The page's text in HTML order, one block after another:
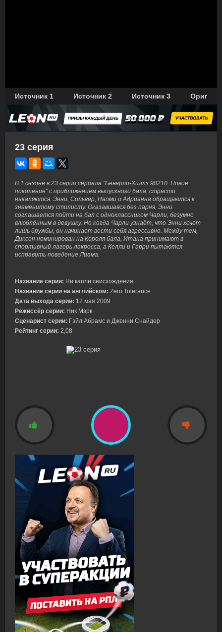
Источник 1 Источник 2 Источник 3
23 серия
В 1 сезоне в 23 серии сериала "Беверли-Хиллз 90210: Новое
поколение" с приближением выпускного бала, страсти
накаляются. Энни, Сильвер, Наоми и Адрианна обращаются к
знаменитому стилисту. Оказавшаяся без парня, Энни
соглашается пойти на бал с одноклассником Чарли, безумно
влюблённым в девушку. Но когда Чарли узнаёт, что Энни хочет
лишь дружбы, он начинает вести себя агрессивно. Между тем,
Диксон номинирован на Короля бала, Итана принимают в
спортивный лагерь лакросса, а Келли и Гарри пытаются
исправить поведение Лиама.
Название серии: Ни капли снисхождения
Название серии на английском: Zero Tolerance
Дата выхода серии: 12 мая 2009
Режиссёр серии: Ник Мэрк
Сценарист серии: Гэйл Абрамс и Дженни Снайдер
Рейтинг серии: 2,08